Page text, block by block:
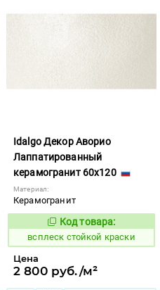
Idalgo Декор Аворио
Лаппатированный
керамогранит 60x120
Материал:
Керамогранит
246664
Код товара:
всплеск стойкой краски
Цена
2 800 руб./м²